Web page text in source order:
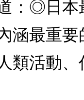
：◎日本
涵最重
類活動、